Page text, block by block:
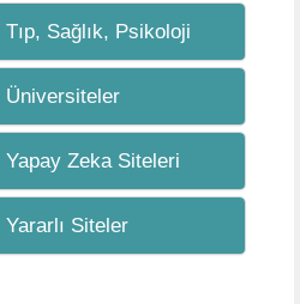
Tıp, Sağlık, Psikoloji
Üniversiteler
Yapay Zeka Siteleri
Yararlı Siteler